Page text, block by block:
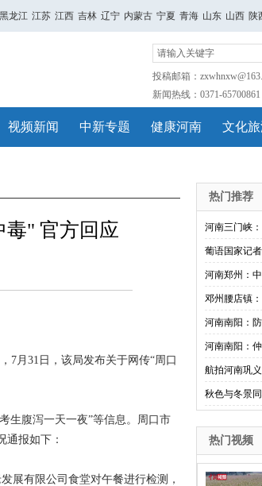
黑龙江 江苏 江西 吉林 辽宁 内蒙古 宁夏 青海 山东 山西 陕
投稿邮箱：
新闻热线：0371-65700861
视频新闻 中新专题 健康河南 文化
毒" 官方回应
月31日，该局发布关于网传“周口
腹泻一天一夜”等信息。周口市
通报如下：
有限公司食堂对午餐进行检测，
热门推荐
河南三门峡
葡语国家记
河南郑州：
邓州腰店镇
河南南阳：
河南南阳：
航拍河南巩
秋色与冬景
热门视频